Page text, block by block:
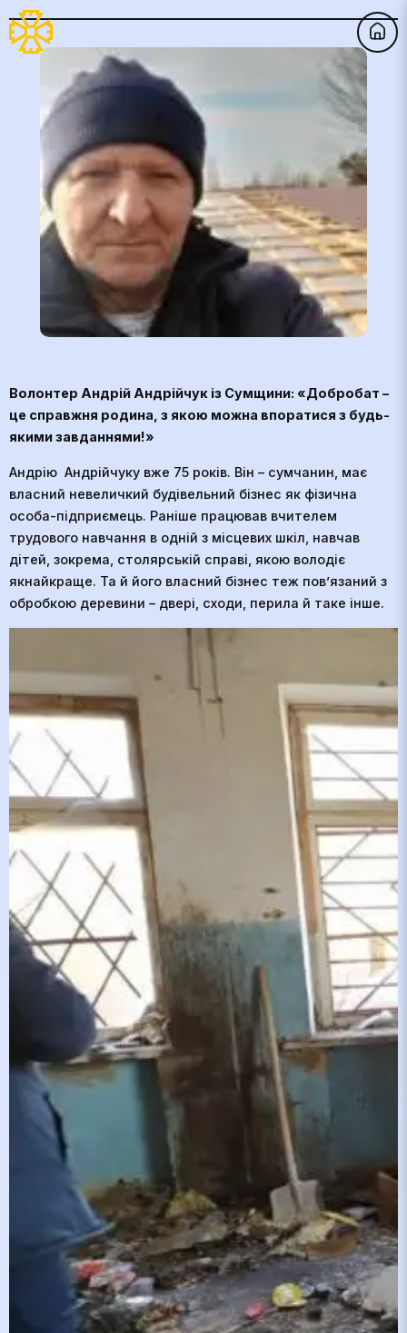
Волонтер Андрій Андрійчук із Сумщини: «Добробат –
це справжня родина, з якою можна впоратися з будь-
якими завданнями!»
Андрію Андрійчуку вже 75 років. Він – сумчанин, має
власний невеличкий будівельний бізнес як фізична
особа-підприємець. Раніше працював вчителем
трудового навчання в одній з місцевих шкіл, навчав
дітей, зокрема, столярській справі, якою володіє
якнайкраще. Та й його власний бізнес теж пов’язаний з
обробкою деревини – двері, сходи, перила й таке інше.